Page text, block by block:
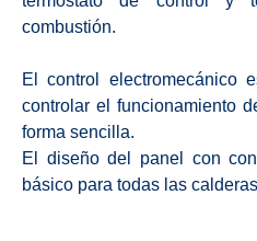
combustión.
El control electromecánico
controlar el funcionamiento
forma sencilla.
El diseño del panel con
básico para todas las